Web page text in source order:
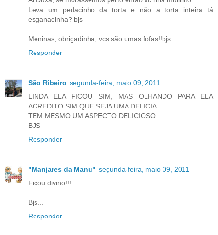
Leva um pedacinho da torta e não a torta inteira tá
esganadinha?!bjs
Meninas, obrigadinha, vcs são umas fofas!!bjs
Responder
São Ribeiro segunda-feira, maio 09, 2011
LINDA ELA FICOU SIM, MAS OLHANDO PARA ELA
ACREDITO SIM QUE SEJA UMA DELICIA.
TEM MESMO UM ASPECTO DELICIOSO.
BJS
Responder
"Manjares da Manu" segunda-feira, maio 09, 2011
Ficou divino!!!
Bjs...
Responder